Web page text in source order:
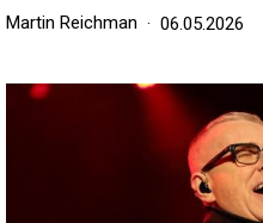
Martin Reichman 06.05.2026
Image